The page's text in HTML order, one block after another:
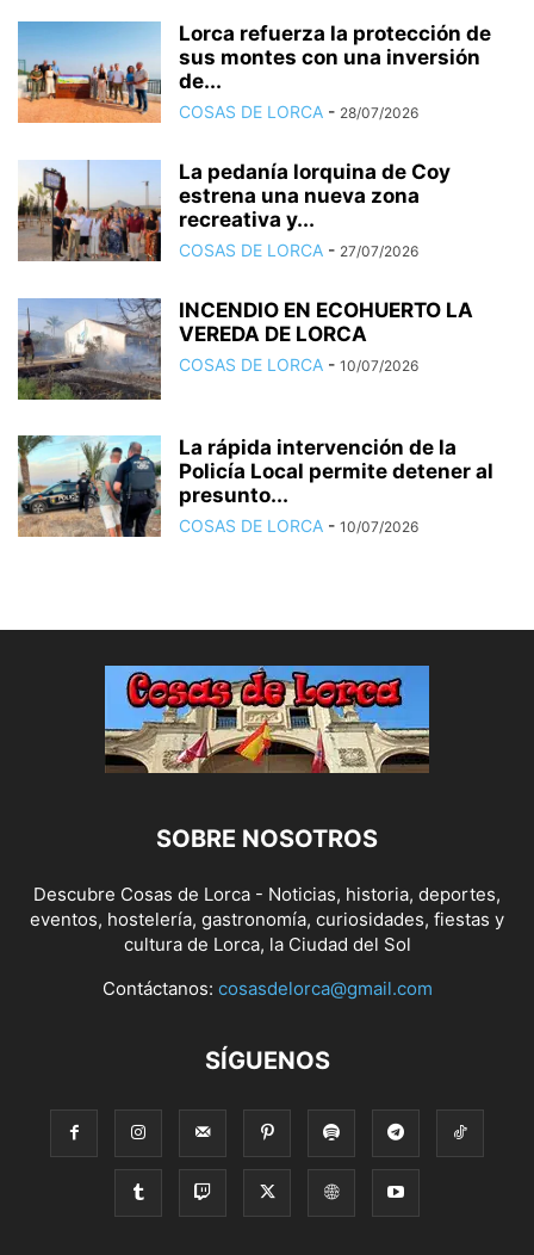
Lorca refuerza la protección de
sus montes con una inversión
de...
COSAS DE LORCA - 28/07/2026
La pedanía lorquina de Coy
estrena una nueva zona
recreativa y...
COSAS DE LORCA - 27/07/2026
INCENDIO EN ECOHUERTO LA
VEREDA DE LORCA
COSAS DE LORCA - 10/07/2026
La rápida intervención de la
Policía Local permite detener al
presunto...
COSAS DE LORCA - 10/07/2026
SOBRE NOSOTROS
Descubre Cosas de Lorca - Noticias, historia, deportes,
eventos, hostelería, gastronomía, curiosidades, fiestas y
cultura de Lorca, la Ciudad del Sol
Contáctanos: cosasdelorca@gmail.com
SÍGUENOS